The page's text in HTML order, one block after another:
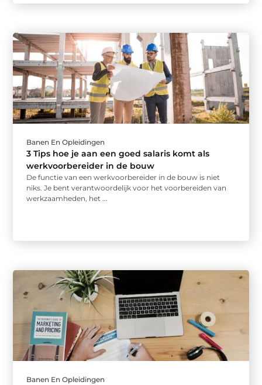
Banen En Opleidingen
3 Tips hoe je aan een goed salaris komt als
werkvoorbereider in de bouw
De functie van een werkvoorbereider in de bouw is niet
niks. Je bent verantwoordelijk voor het voorbereiden van
werkzaamheden, het ...
Banen En Opleidingen